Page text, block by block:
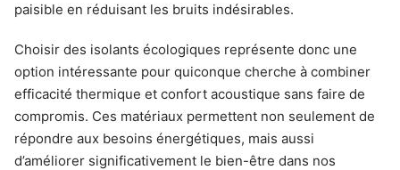
paisible en réduisant les bruits indésirables.
Choisir des isolants écologiques représente donc une
option intéressante pour quiconque cherche à combiner
efficacité thermique et confort acoustique sans faire de
compromis. Ces matériaux permettent non seulement de
répondre aux besoins énergétiques, mais aussi
d’améliorer significativement le bien-être dans nos